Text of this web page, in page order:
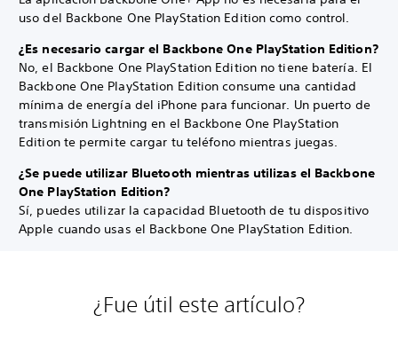
uso del Backbone One PlayStation Edition como control.
¿Es necesario cargar el Backbone One PlayStation Edition?
No, el Backbone One PlayStation Edition no tiene batería. El
Backbone One PlayStation Edition consume una cantidad
mínima de energía del iPhone para funcionar. Un puerto de
transmisión Lightning en el Backbone One PlayStation
Edition te permite cargar tu teléfono mientras juegas.
¿Se puede utilizar Bluetooth mientras utilizas el Backbone
One PlayStation Edition?
Sí, puedes utilizar la capacidad Bluetooth de tu dispositivo
Apple cuando usas el Backbone One PlayStation Edition.
¿Fue útil este artículo?